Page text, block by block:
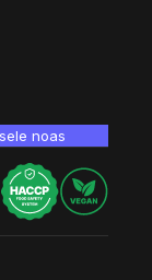
noastre sunt